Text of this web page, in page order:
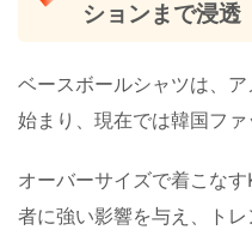
ションまで浸透
ベースボールシャツは、
始まり、現在では韓国ファ
オーバーサイズで着こな
者に強い影響を与え、トレ